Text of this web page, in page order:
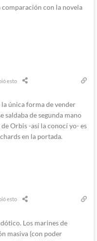
comparación con la novela
esto
única forma de vender
saldaba de segunda mano
Orbis -así la conocí yo- es
en la portada.
esto
Los marines de
masiva (con poder